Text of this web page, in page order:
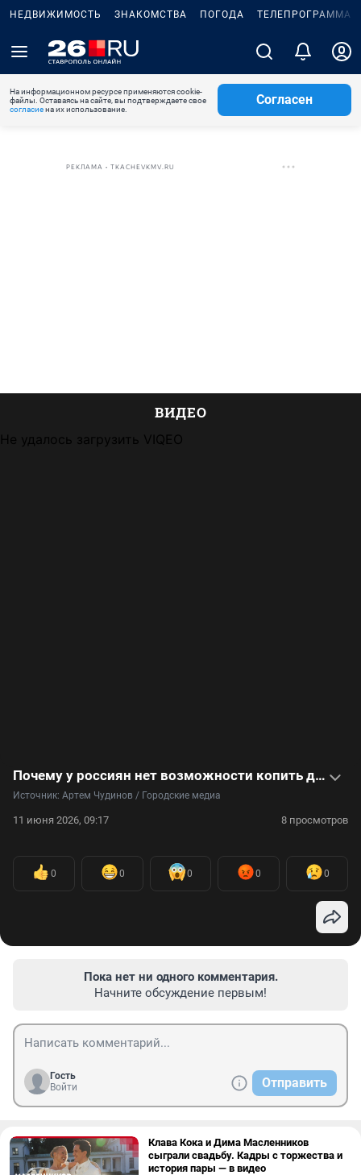
НЕДВИЖИМОСТЬ ЗНАКОМСТВА ПОГОДА ТЕЛЕПРОГРАММА
На информационном ресурсе применяются cookie-
файлы. Оставаясь на сайте, вы подтверждаете свое
согласиена их использование.
Согласен
РЕКЛАМА • TKACHEVKMV.RU
ВИДЕО
Не удалось загрузить VIQEO
Почему у россиян нет возможности копить деньги: видеоинтервью с экономистом
Источник: Артем Чудинов / Городские медиа
11 июня 2026, 09:17 8 просмотров
0 0 0 0 0
Пока нет ни одного комментария.
Начните обсуждение первым!
Гость
Войти
Отправить
Клава Кока и Дима Масленников
сыграли свадьбу. Кадры с торжества и
история пары — в видео